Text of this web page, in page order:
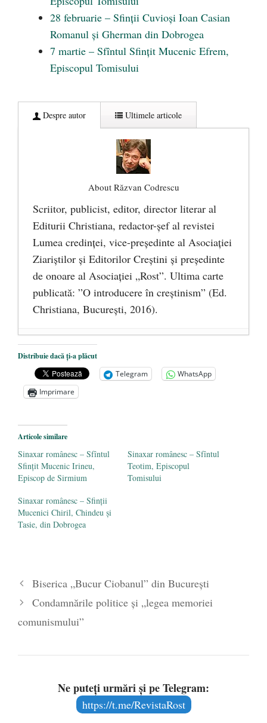
28 februarie – Sfinții Cuvioși Ioan Casian
Romanul și Gherman din Dobrogea
7 martie – Sfîntul Sfințit Mucenic Efrem,
Episcopul Tomisului
Despre autor Ultimele articole
About Răzvan Codrescu
Scriitor, publicist, editor, director literar al
Editurii Christiana, redactor-şef al revistei
Lumea credinţei, vice-preşedinte al Asociaţiei
Ziariştilor şi Editorilor Creştini şi preşedinte
de onoare al Asociaţiei „Rost”. Ultima carte
publicată: ”O introducere în creștinism” (Ed.
Christiana, Bucureşti, 2016).
DANA KONYA-PETRIȘOR, ÎNTRU
VEȘNICĂ POMENIRE
- 17 martie 2021
ÎNĂLȚATU-S-A! - 28 mai 2020
Sic credo – Francisco Franco (1892-1975)
Distribuie dacă ți-a plăcut
Telegram
WhatsApp
Imprimare
Articole similare
Sinaxar românesc – Sfîntul
Sfințit Mucenic Irineu,
Episcop de Sirmium
Sinaxar românesc – Sfîntul
Teotim, Episcopul
Tomisului
Sinaxar românesc – Sfinții
Mucenici Chiril, Chindeu și
Tasie, din Dobrogea
Biserica „Bucur Ciobanul” din București
Condamnările politice și „legea memoriei
comunismului”
Ne puteți urmări și pe Telegram:
https://t.me/RevistaRost